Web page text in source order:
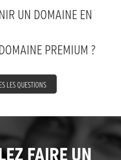
UN DOMAINE EN
PREMIUM ?
LES QUESTIONS
FAIRE UN